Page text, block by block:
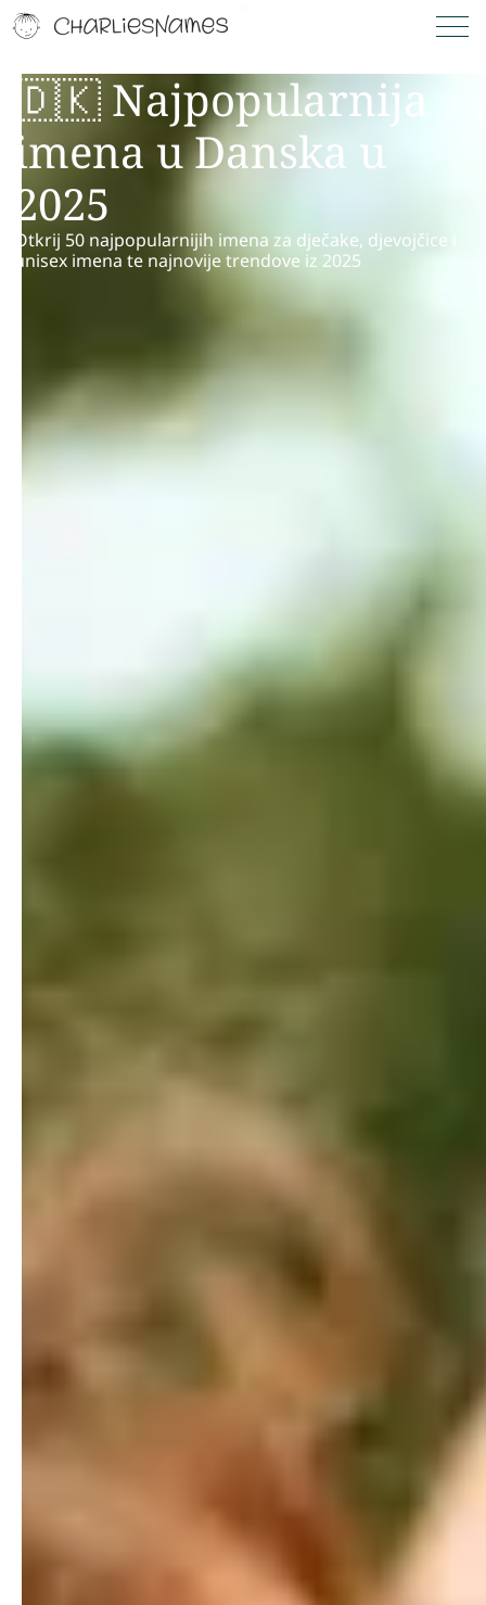
🇩🇰 Najpopularnija
imena u Danska u
2025
Otkrij 50 najpopularnijih imena za dječake, djevojčice i
unisex imena te najnovije trendove iz 2025